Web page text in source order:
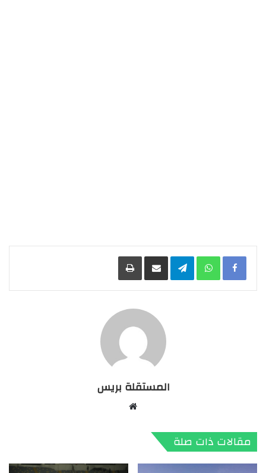
Facebook
WhatsApp
Telegramمشاركة عبر البريد طباعة
المستقلة بريس
مقالات ذات صلة